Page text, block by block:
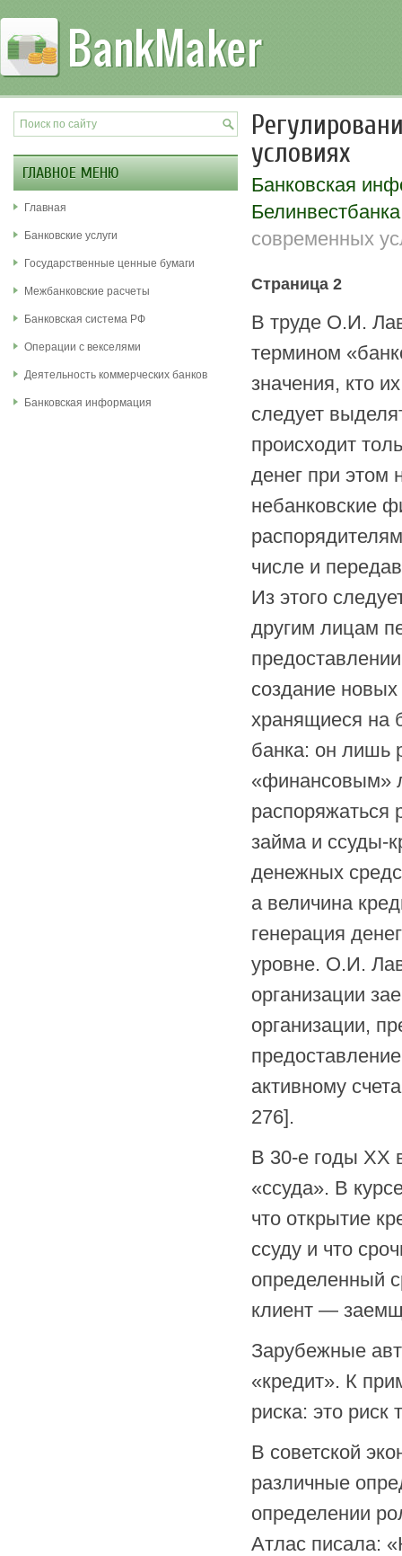
условиях
Банковская
Белинвестбанка
современных
Страница 2
В труде О.И.
термином
значения, кто
следует
происходит
денег при этом
небанковские
числе и
Из этого
другим лицам
создание
хранящиеся на
банка: он лишь
«финансовым»
распоряжаться
займа и ссуды-
денежных
а величина
генерация
уровне. О.И.
организации
организации,
активному
276].
В 30-е годы XX
«ссуда». В
что открытие
ссуду и что
определенный
клиент —
Зарубежные
«кредит». К
риска: это риск
В советской
различные
определении
Атлас писала:
ГЛАВНОЕ МЕНЮ
Главная
Банковские услуги
Государственные ценные бумаги
Межбанковские расчеты
Банковская система РФ
Операции с векселями
Деятельность коммерческих банков
Банковская информация